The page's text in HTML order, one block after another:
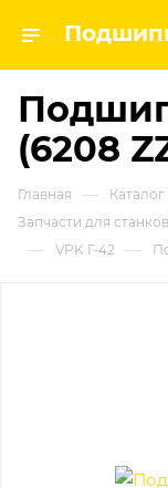
(6208
Главная — Каталог
Запчасти для станков
— VPK Г-42 —